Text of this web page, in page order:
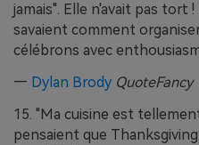
jamais". Elle n'avait pas tort
savaient comment
célébrons avec
— Dylan Brody QuoteFancy
15. "Ma cuisine est
pensaient que